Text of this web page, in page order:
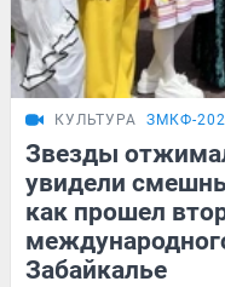
КУЛЬТУРА ЗМКФ-
Звезды
увидели
как прошел
Забайкалье